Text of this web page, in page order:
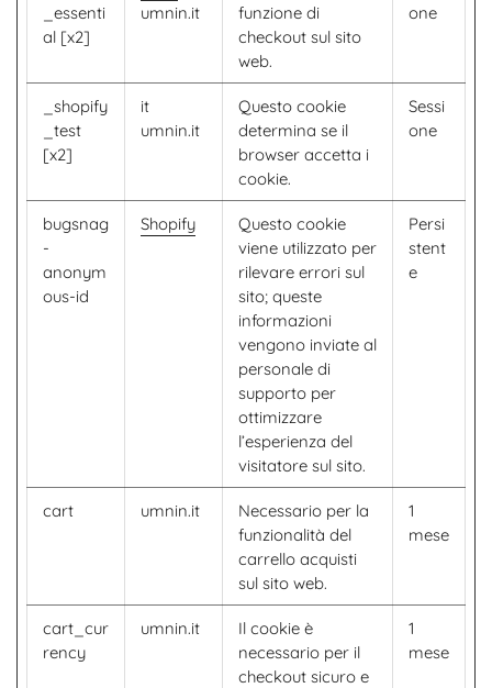
_essenti
al [x2]
umnin.it
funzione di
checkout sul sito
web.
one
_shopify
_test
[x2]
it
umnin.it
Questo cookie
determina se il
browser accetta i
cookie.
Sessi
one
bugsnag
-
anonym
ous-id
Shopify
Questo cookie
viene utilizzato per
rilevare errori sul
sito; queste
informazioni
vengono inviate al
personale di
supporto per
ottimizzare
l’esperienza del
visitatore sul sito.
Persi
stent
e
cart umnin.it
Necessario per la
funzionalità del
carrello acquisti
sul sito web.
1
mese
cart_cur
rency
umnin.it
Il cookie è
necessario per il
checkout sicuro e
1
mese